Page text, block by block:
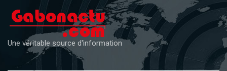
content
Une véritable source d'information